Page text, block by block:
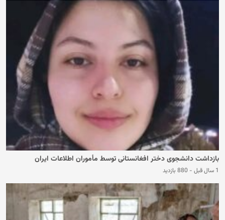
بازداشت دانشجوی دختر ‏افغانستانی توسط مأموران اطلاعات ایران
1 سال قبل - 880 بازدید